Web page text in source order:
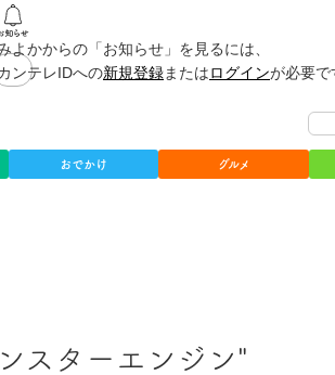
よかからの「お知らせ」を見るには、
ンテレIDへの新規登録またはログインが必要
おでかけ グルメ
スターエンジン"